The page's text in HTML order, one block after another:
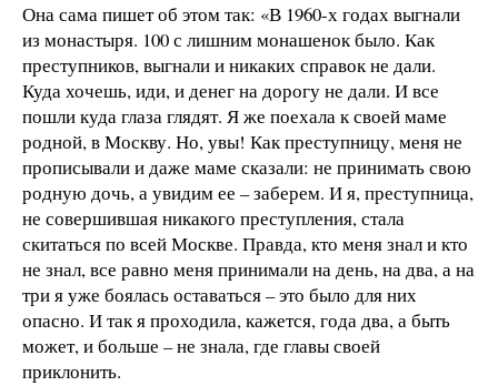
Она сама пишет об этом так: «В 1960-х годах выгнали
из монастыря. 100 с лишним монашенок было. Как
преступников, выгнали и никаких справок не дали.
Куда хочешь, иди, и денег на дорогу не дали. И все
пошли куда глаза глядят. Я же поехала к своей маме
родной, в Москву. Но, увы! Как преступницу, меня не
прописывали и даже маме сказали: не принимать свою
родную дочь, а увидим ее – заберем. И я, преступница,
не совершившая никакого преступления, стала
скитаться по всей Москве. Правда, кто меня знал и кто
не знал, все равно меня принимали на день, на два, а на
три я уже боялась оставаться – это было для них
опасно. И так я проходила, кажется, года два, а быть
может, и больше – не знала, где главы своей
приклонить.